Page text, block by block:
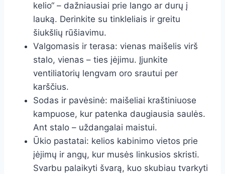
kelio“ – dažniausiai prie lango ar durų į
lauką. Derinkite su tinkleliais ir greitu
šiukšlių rūšiavimu.
Valgomasis ir terasa: vienas maišelis virš
stalo, vienas – ties įėjimu. Įjunkite
ventiliatorių lengvam oro srautui per
karščius.
Sodas ir pavėsinė: maišeliai kraštiniuose
kampuose, kur patenka daugiausia saulės.
Ant stalo – uždangalai maistui.
Ūkio pastatai: kelios kabinimo vietos prie
įėjimų ir angų, kur musės linkusios skristi.
Svarbu palaikyti švarą, kuo skubiau tvarkyti